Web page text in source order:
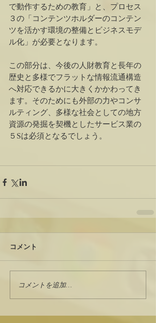
で動作するための教育」と、プロセス
３の「コンテンツホルダーのコンテン
ツを活かす環境の整備とビジネスモデ
ル化」が必要となります。
この部分は、今後の人財教育と長年の
歴史と多様でフラットな情報流通構造
へ対応できるかに大きくかかわってき
ます。そのためにも外部の力やコンサ
ルティング、多様な社会としての地方
資源の発掘を契機としたサービス業の
５Sは必須となるでしょう。
コメント
コメントを追加…